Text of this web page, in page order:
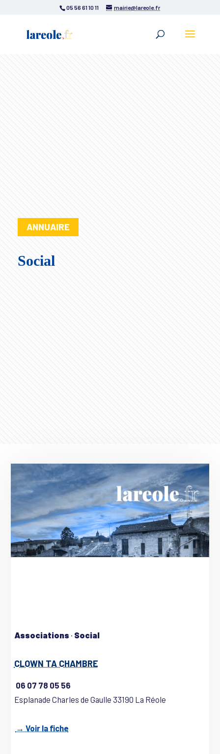
05 56 61 10 11 mairie@lareole.fr
ANNUAIRE
Social
Associations · Social
CLOWN TA CHAMBRE
06 07 78 05 56
Esplanade Charles de Gaulle 33190 La Réole
→ Voir la fiche